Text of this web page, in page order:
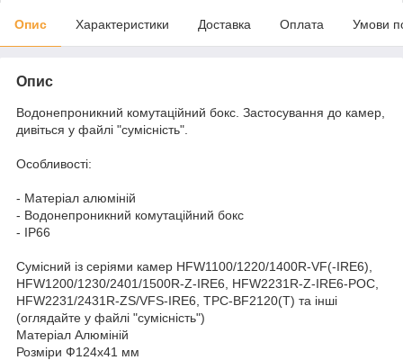
Опис Характеристики Доставка Оплата Умови
Опис
Водонепроникний комутаційний бокс. Застосування до камер,
дивіться у файлі "сумісність".
Особливості:
- Матеріал алюміній
- Водонепроникний комутаційний бокс
- IP66
Сумісний із серіями камер HFW1100/1220/1400R-VF(-IRE6),
HFW1200/1230/2401/1500R-Z-IRE6, HFW2231R-Z-IRE6-POC,
HFW2231/2431R-ZS/VFS-IRE6, TPC-BF2120(T) та інші
(оглядайте у файлі "сумісність")
Матеріал Алюміній
Розміри Ф124x41 мм